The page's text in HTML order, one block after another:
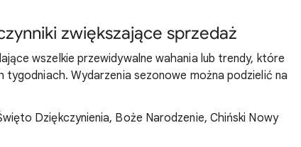
zwiększające sprzedaż
wszelkie przewidywalne wahania lub trendy, które
Wydarzenia sezonowe można podzielić na
Dziękczynienia, Boże Narodzenie, Chiński Nowy